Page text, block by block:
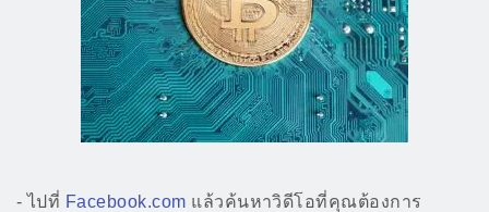
- ไปที่ Facebook.com แล้วค้นหาวิดีโอที่คุณต้องการ